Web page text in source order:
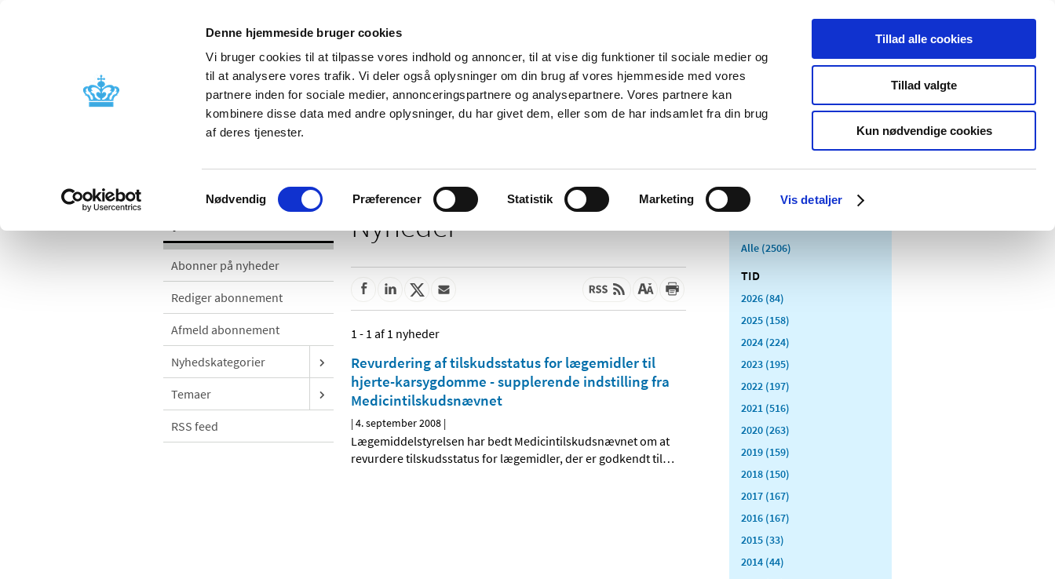
Denne hjemmeside bruger cookies
Vi bruger cookies til at tilpasse vores indhold og annoncer, til at vise dig funktioner til sociale medier og
til at analysere vores trafik. Vi deler også oplysninger om din brug af vores hjemmeside med vores
partnere inden for sociale medier, annonceringspartnere og analysepartnere. Vores partnere kan
kombinere disse data med andre oplysninger, du har givet dem, eller som de har indsamlet fra din brug
af deres tjenester.
Samtykkevalg
Nødvendig Præferencer Statistik Marketing Vis detaljer
Tillad alle cookies
Tillad valgte
Kun nødvendige cookies
Nyheder Om os Kontakt Udgivelser
Godkendelse og
Bivirkninger og
produktinformation
Tilskud og
Apoteker og salg af
Medicinsk
Særlige
produktområder
Abonner på nyheder
Rediger abonnement
Afmeld abonnement
Nyhedskategorier
Temaer
RSS feed
Nyheder
1 - 1 af 1 nyheder
Revurdering af tilskudsstatus for lægemidler til
hjerte-karsygdomme - supplerende indstilling fra
Medicintilskudsnævnet
|4. september 2008 |
Lægemiddelstyrelsen har bedt Medicintilskudsnævnet om at
revurdere tilskudsstatus for lægemidler, der er godkendt til…
Alle (2506)
TID
2026 (84)
2025 (158)
2024 (224)
2023 (195)
2022 (197)
2021 (516)
2020 (263)
2019 (159)
2018 (150)
2017 (167)
2016 (167)
2015 (33)
2014 (44)